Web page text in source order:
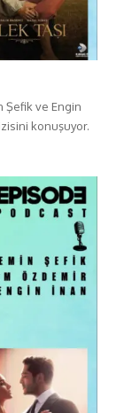
Şefik ve Engin
konuşuyor.